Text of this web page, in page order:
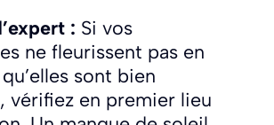
: Si vos
ne fleurissent pas en
sont bien
vérifiez en premier lieu